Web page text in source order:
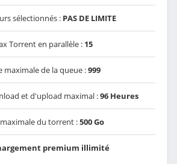
sélectionnés : PAS DE LIMITE
Torrent en parallèle : 15
maximale de la queue :999
et d'upload maximal :96 Heures
du torrent :500 Go
premium illimité